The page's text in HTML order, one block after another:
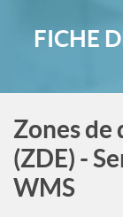
FICHE
Zones
(ZDE) -
WMS